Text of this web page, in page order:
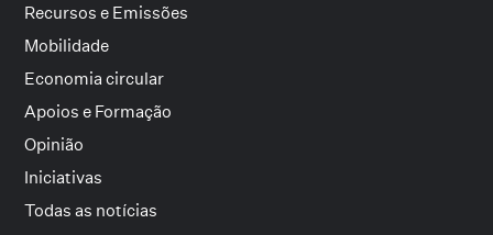
Recursos e Emissões
Mobilidade
Economia circular
Apoios e Formação
Opinião
Iniciativas
Todas as notícias